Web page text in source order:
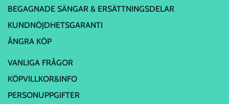
BEGAGNADE SÄNGAR & ERSÄTTNINGSDELAR
KUNDNÖJDHETSGARANTI
ÅNGRA KÖP
VANLIGA FRÅGOR
KÖPVILLKOR&INFO
PERSONUPPGIFTER